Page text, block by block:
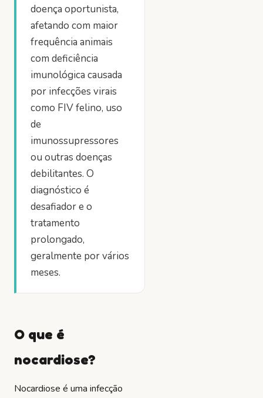
doença oportunista,
afetando com maior
frequência animais
com deficiência
imunológica causada
por infecções virais
como FIV felino, uso
de
imunossupressores
ou outras doenças
debilitantes. O
diagnóstico é
desafiador e o
tratamento
prolongado,
geralmente por vários
meses.
O que é
nocardiose?
Nocardiose é uma infecção